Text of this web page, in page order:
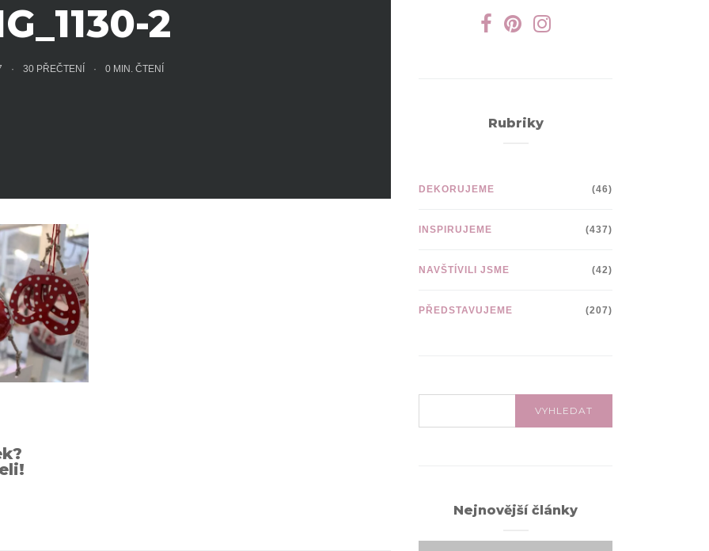
2
30 PŘEČTENÍ 0 MIN. ČTENÍ
Rubriky
DEKORUJEME (46)
INSPIRUJEME (437)
NAVŠTÍVILI JSME (42)
PŘEDSTAVUJEME (207)
VYHLEDAT
Nejnovější články